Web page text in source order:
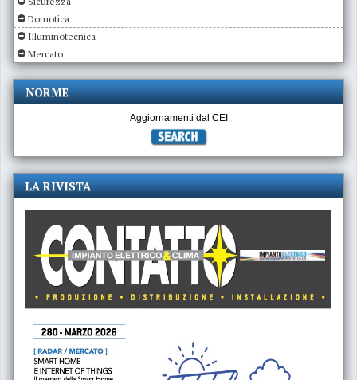
Domotica
Illuminotecnica
Mercato
NORME
Aggiornamenti dal CEI
LA RIVISTA